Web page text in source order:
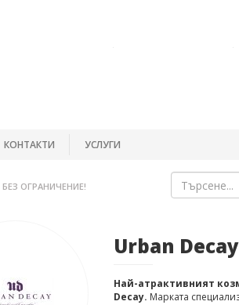
КОНТАКТИ УСЛУГИ
ОГРАНИЧЕНИЕ!
Urban Decay
Най-атрактивният
Decay. Марката